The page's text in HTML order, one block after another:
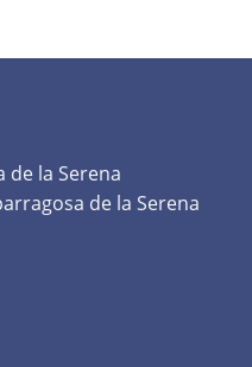
de la Serena
de la Serena